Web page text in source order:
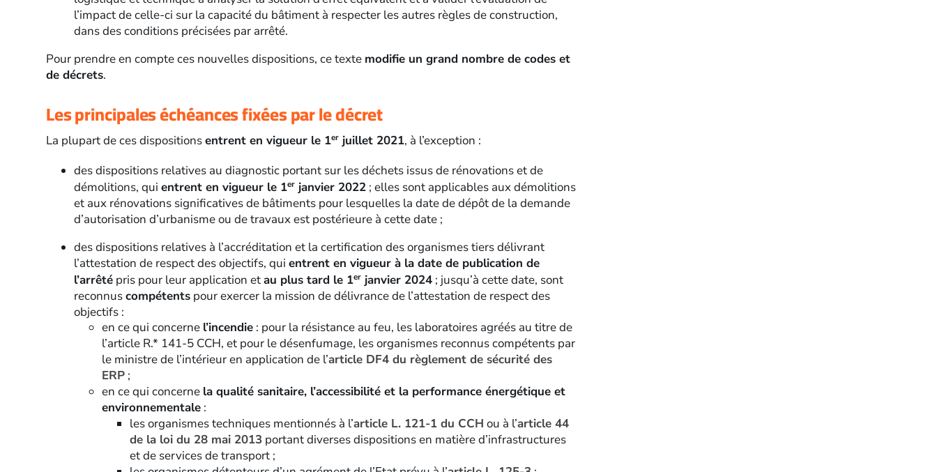
l’impact de celle-ci sur la capacité du bâtiment à respecter les autres règles de construction,
dans des conditions précisées par arrêté.
Pour prendre en compte ces nouvelles dispositions, ce texte modifie un grand nombre de codes et
de décrets.
Les principales échéances fixées par le décret
La plupart de ces dispositionsentrent en vigueur le 1erjuillet 2021, à l’exception :
des dispositions relatives au diagnostic portant sur les déchets issus de rénovations et de
démolitions, qui entrent en vigueur le 1erjanvier 2022; elles sont applicables aux démolitions
et aux rénovations significatives de bâtiments pour lesquelles la date de dépôt de la demande
d’autorisation d’urbanisme ou de travaux est postérieure à cette date ;
des dispositions relatives à l’accréditation et la certification des organismes tiers délivrant
l’attestation de respect des objectifs, qui entrent en vigueur à la date de publication de
l’arrêtépris pour leur application etau plus tard le 1erjanvier 2024; jusqu’à cette date, sont
reconnuscompétentspour exercer la mission de délivrance de l’attestation de respect des
objectifs :
en ce qui concerne l’incendie: pour la résistance au feu, les laboratoires agréés au titre de
l’article R.* 141-5 CCH, et pour le désenfumage, les organismes reconnus compétents par
le ministre de l’intérieur en application de l’article DF4 du règlement de sécurité des
ERP;
en ce qui concerne la qualité sanitaire, l’accessibilité et la performance énergétique et
environnementale:
les organismes techniques mentionnés à l’article L. 121-1 du CCH ou à l’article 44
de la loi du 28 mai 2013portant diverses dispositions en matière d’infrastructures
et de services de transport ;